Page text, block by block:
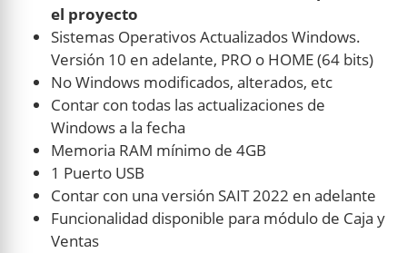
el proyecto
Sistemas Operativos Actualizados Windows.
Versión 10 en adelante, PRO o HOME (64 bits)
No Windows modificados, alterados, etc
Contar con todas las actualizaciones de
Windows a la fecha
Memoria RAM mínimo de 4GB
1 Puerto USB
Contar con una versión SAIT 2022 en adelante
Funcionalidad disponible para módulo de Caja y
Ventas